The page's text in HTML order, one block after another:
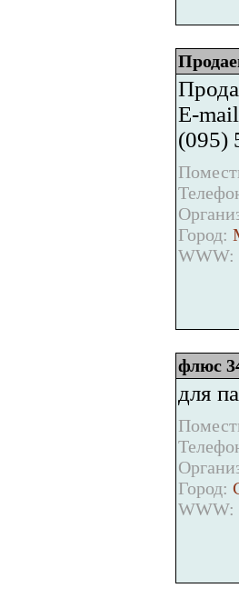
E-
(095)
Город:
WWW:
флюс
для
Город:
WWW: